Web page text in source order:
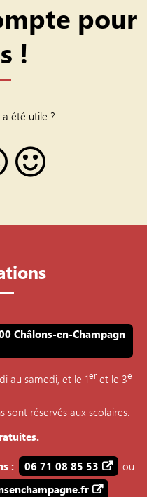
pour
!
été utile ?
Châlons-en-Champagn
au samedi, et le 1eret le 3e
sont réservés aux scolaires.
: 06 71 08 85 53
ou